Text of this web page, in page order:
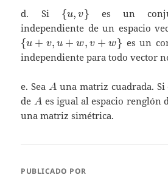
d. Si \
{u,v\}
{u, v} es un
independiente de un espacio
{u + v, u + w, v + w} es un
independiente para todo vector
e. Sea A
A una matriz cuadrada.
de A
A es igual al espacio renglón
una matriz simétrica.
PUBLICADO POR